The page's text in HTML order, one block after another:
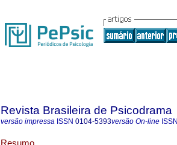
Revista Brasileira de Psicodrama
versão impressa ISSN 0104-5393versão On-line ISSN
Resumo